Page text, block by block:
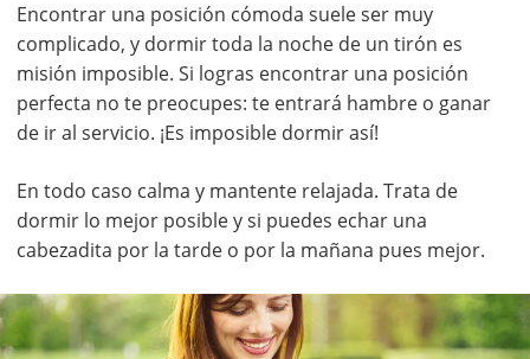
Encontrar una posición cómoda suele ser muy
complicado, y dormir toda la noche de un tirón es
misión imposible. Si logras encontrar una posición
perfecta no te preocupes: te entrará hambre o ganar
de ir al servicio. ¡Es imposible dormir así!
En todo caso calma y mantente relajada. Trata de
dormir lo mejor posible y si puedes echar una
cabezadita por la tarde o por la mañana pues mejor.